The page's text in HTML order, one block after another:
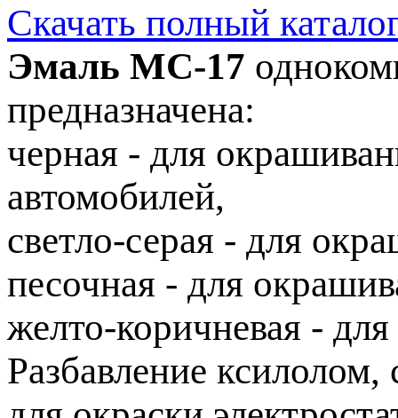
Скачать полный
Эмаль МС-17
предназначена:
черная - для
автомобилей,
светло-серая - для
песочная - для
желто-коричневая -
Разбавление ксилолом,